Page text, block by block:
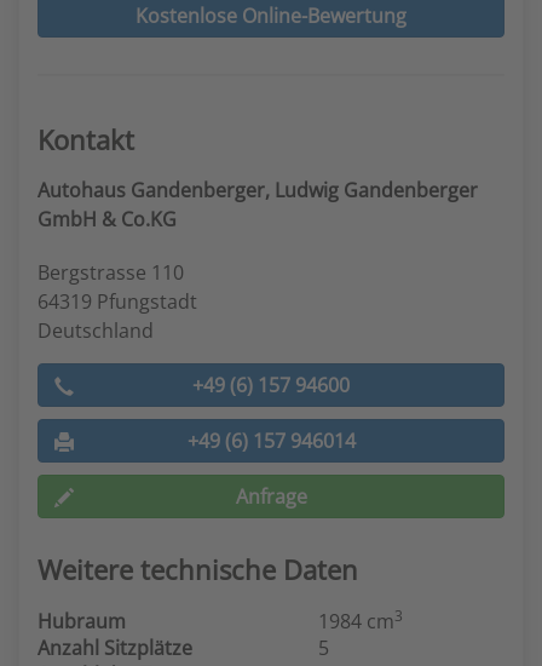
Kostenlose Online-Bewertung
Kontakt
Autohaus Gandenberger, Ludwig Gandenberger
GmbH & Co.KG
Bergstrasse 110
64319 Pfungstadt
Deutschland
+49 (6) 157 94600
+49 (6) 157 946014
Anfrage
Weitere technische Daten
Hubraum 1984 cm3
Anzahl Sitzplätze
5